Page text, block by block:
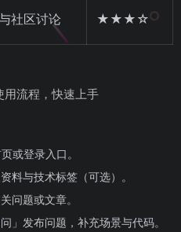
社区讨论 ★★★☆
用流程，快速上手
或登录入口。
料与技术标签（可选）。
问题或文章。
」发布问题，补充场景与代码。